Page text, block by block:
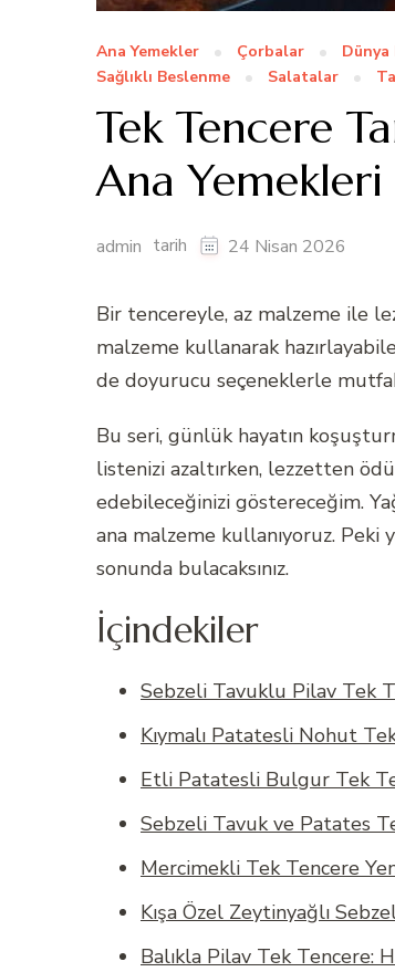
Ana Yemekler Çorbalar Dünya
Sağlıklı Beslenme
Salatalar
Tek Tencere
Ana Yemekleri
admin tarih 24 Nisan 2026
Bir tencereyle, az malzeme ile
malzeme kullanarak
de doyurucu seçeneklerle
Bu seri, günlük hayatın
listenizi azaltırken, lezzetten
edebileceğinizi göstereceğim.
ana malzeme kullanıyoruz. Peki
sonunda bulacaksınız.
İçindekiler
Sebzeli Tavuklu Pilav Tek
Kıymalı Patatesli Nohut
Etli Patatesli Bulgur Tek
Sebzeli Tavuk ve Patates
Mercimekli Tek Tencere
Kışa Özel Zeytinyağlı
Balıkla Pilav Tek Tencere: